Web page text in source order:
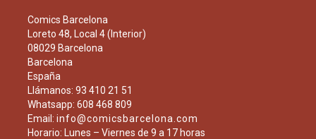
Comics Barcelona
Loreto 48, Local 4 (Interior)
08029 Barcelona
Barcelona
España
Llámanos: 93 410 21 51
Whatsapp: 608 468 809
Email: info@comicsbarcelona.com
Horario: Lunes – Viernes de 9 a 17 horas